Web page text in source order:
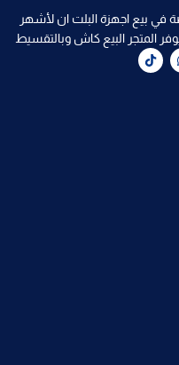
في بيع اجهزة البلت ان لأشهر
المتجر البيع كاش وبالتقسيط